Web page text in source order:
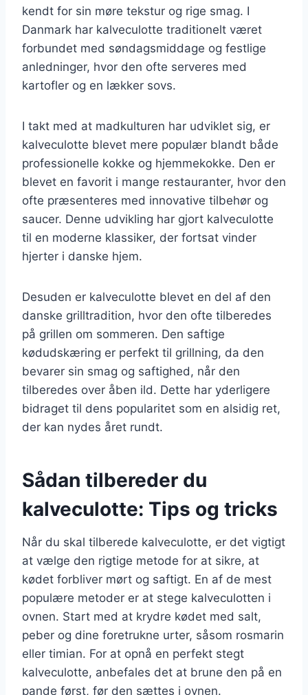
kendt for sin møre tekstur og rige smag. I
Danmark har kalveculotte traditionelt været
forbundet med søndagsmiddage og festlige
anledninger, hvor den ofte serveres med
kartofler og en lækker sovs.
I takt med at madkulturen har udviklet sig, er
kalveculotte blevet mere populær blandt både
professionelle kokke og hjemmekokke. Den er
blevet en favorit i mange restauranter, hvor den
ofte præsenteres med innovative tilbehør og
saucer. Denne udvikling har gjort kalveculotte
til en moderne klassiker, der fortsat vinder
hjerter i danske hjem.
Desuden er kalveculotte blevet en del af den
danske grilltradition, hvor den ofte tilberedes
på grillen om sommeren. Den saftige
kødudskæring er perfekt til grillning, da den
bevarer sin smag og saftighed, når den
tilberedes over åben ild. Dette har yderligere
bidraget til dens popularitet som en alsidig ret,
der kan nydes året rundt.
Sådan tilbereder du
kalveculotte: Tips og tricks
Når du skal tilberede kalveculotte, er det vigtigt
at vælge den rigtige metode for at sikre, at
kødet forbliver mørt og saftigt. En af de mest
populære metoder er at stege kalveculotten i
ovnen. Start med at krydre kødet med salt,
peber og dine foretrukne urter, såsom rosmarin
eller timian. For at opnå en perfekt stegt
kalveculotte, anbefales det at brune den på en
pande først, før den sættes i ovnen.